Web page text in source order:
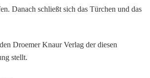
Danach schließt sich das Türchen und das
Droemer Knaur Verlag der diesen
stellt.